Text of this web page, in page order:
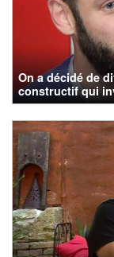
On a décidé de
constructif qui